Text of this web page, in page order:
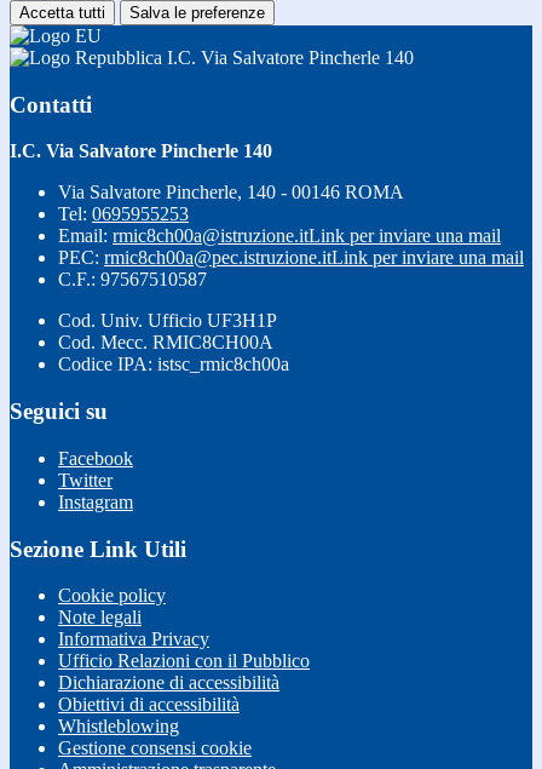
Accetta tutti Salva le preferenze
I.C. Via Salvatore Pincherle 140
Contatti
I.C. Via Salvatore Pincherle 140
Via Salvatore Pincherle, 140 - 00146 ROMA
Tel: 0695955253
Email: rmic8ch00a@istruzione.itLink per inviare una mail
PEC: rmic8ch00a@pec.istruzione.itLink per inviare una mail
C.F.: 97567510587
Cod. Univ. Ufficio UF3H1P
Cod. Mecc. RMIC8CH00A
Codice IPA: istsc_rmic8ch00a
Seguici su
Facebook
Twitter
Instagram
Sezione Link Utili
Cookie policy
Note legali
Informativa Privacy
Ufficio Relazioni con il Pubblico
Dichiarazione di accessibilità
Obiettivi di accessibilità
Whistleblowing
Gestione consensi cookie